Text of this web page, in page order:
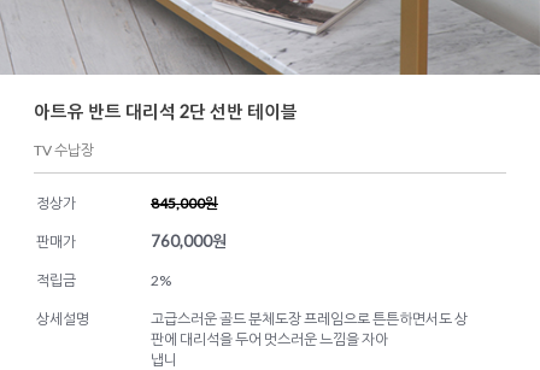
아트유 반트 대리석 2단 선반 테이블
TV 수납장
정상가 845,000원
판매가 760,000원
적립금 2%
상세설명
고급스러운 골드 분체도장 프레임으로 튼튼하면서도 상
판에 대리석을 두어 멋스러운 느낌을 자아
냅니